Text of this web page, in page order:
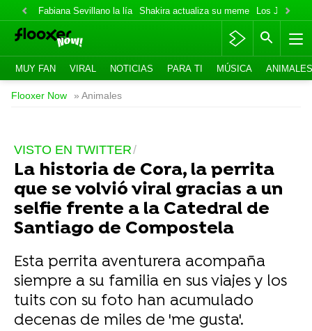
Fabiana Sevillano la lía Shakira actualiza su meme Los Jonas
MUY FAN VIRAL NOTICIAS PARA TI MÚSICA ANIMALES
Flooxer Now » Animales
VISTO EN TWITTER
La historia de Cora, la perrita
que se volvió viral gracias a un
selfie frente a la Catedral de
Santiago de Compostela
Esta perrita aventurera acompaña
siempre a su familia en sus viajes y los
tuits con su foto han acumulado
decenas de miles de 'me gusta'.